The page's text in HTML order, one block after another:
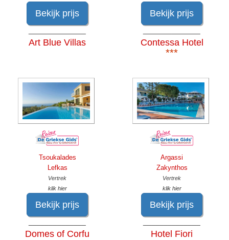
Bekijk prijs Bekijk prijs
Art Blue Villas
Tsoukalades
Lefkas
Vertrek
klik hier
Bekijk prijs
Contessa Hotel
***
Argassi
Zakynthos
Vertrek
klik hier
Bekijk prijs
Domes of Corfu
Hotel Fiori